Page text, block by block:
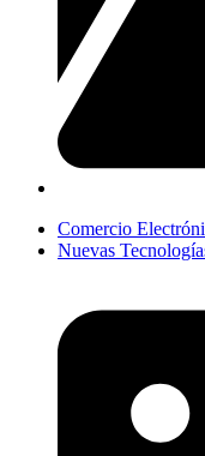
Comercio
Nuevas